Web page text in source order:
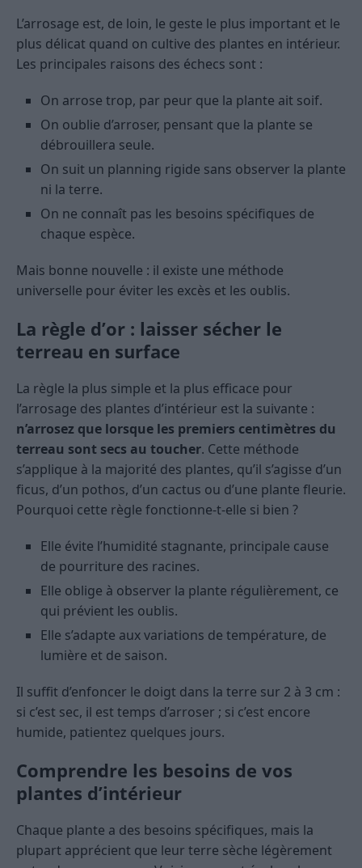
L’arrosage est, de loin, le geste le plus important et le
plus délicat quand on cultive des plantes en intérieur.
Les principales raisons des échecs sont :
On arrose trop, par peur que la plante ait soif.
On oublie d’arroser, pensant que la plante se
débrouillera seule.
On suit un planning rigide sans observer la plante
ni la terre.
On ne connaît pas les besoins spécifiques de
chaque espèce.
Mais bonne nouvelle : il existe une méthode
universelle pour éviter les excès et les oublis.
La règle d’or : laisser sécher le
terreau en surface
La règle la plus simple et la plus efficace pour
l’arrosage des plantes d’intérieur est la suivante :
n’arrosez que lorsque les premiers centimètres du
terreau sont secs au toucher. Cette méthode
s’applique à la majorité des plantes, qu’il s’agisse d’un
ficus, d’un pothos, d’un cactus ou d’une plante fleurie.
Pourquoi cette règle fonctionne-t-elle si bien ?
Elle évite l’humidité stagnante, principale cause
de pourriture des racines.
Elle oblige à observer la plante régulièrement, ce
qui prévient les oublis.
Elle s’adapte aux variations de température, de
lumière et de saison.
Il suffit d’enfoncer le doigt dans la terre sur 2 à 3 cm :
si c’est sec, il est temps d’arroser ; si c’est encore
humide, patientez quelques jours.
Comprendre les besoins de vos
plantes d’intérieur
Chaque plante a des besoins spécifiques, mais la
plupart apprécient que leur terre sèche légèrement